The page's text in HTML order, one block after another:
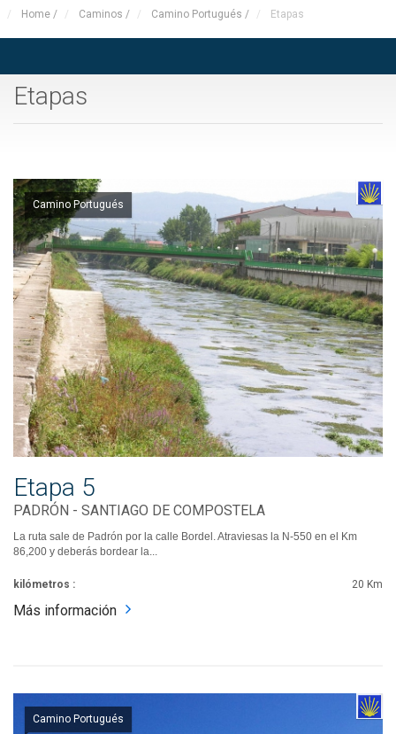
Home / Caminos / Camino Portugués / Etapas
Etapas
Camino Portugués
Etapa 5
PADRÓN - SANTIAGO DE COMPOSTELA
La ruta sale de Padrón por la calle Bordel. Atraviesas la N-550 en el Km
86,200 y deberás bordear la...
kilómetros : 20 Km
Más información
Camino Portugués